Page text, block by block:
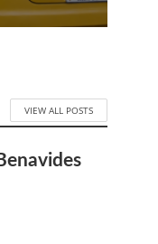
VIEW ALL POSTS